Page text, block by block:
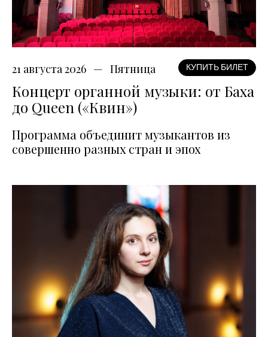
21 августа 2026 Пятница КУПИТЬ БИЛЕТ
Концерт органной музыки: от Баха
до Queen («Квин»)
Программа объединит музыкантов из
совершенно разных стран и эпох